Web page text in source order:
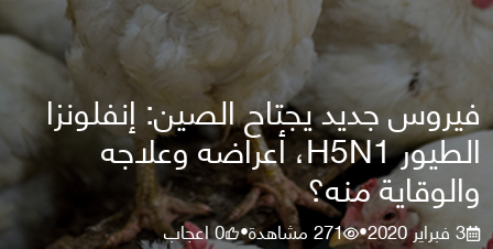
فيروس جديد يجتاح الصين: إنفلونزا
الطيور H5N1، أعراضه وعلاجه
والوقاية منه؟
3 فبراير 2020 •
271مشاهدة•
0اعجاب